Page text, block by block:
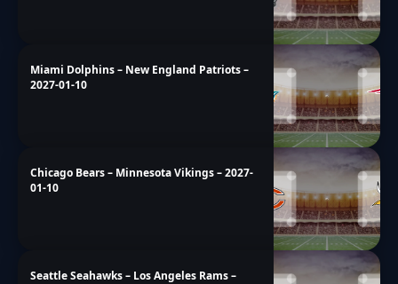
Miami Dolphins – New England Patriots –
2027-01-10
Chicago Bears – Minnesota Vikings – 2027-
01-10
Seattle Seahawks – Los Angeles Rams –